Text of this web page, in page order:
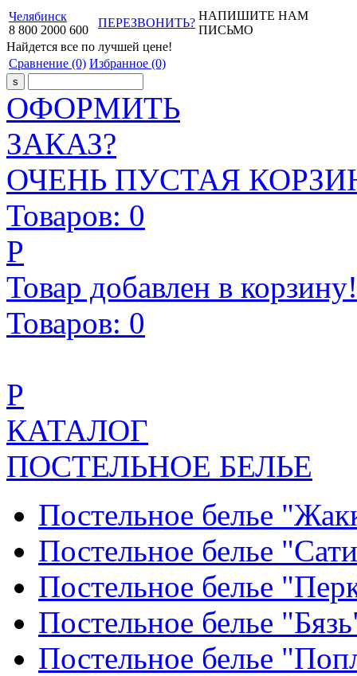
Челябинск
8 800 2000 600
ПЕРЕЗВОНИТЬ?
НАПИШИТЕ НАМ
ПИСЬМО
Найдется все по лучшей цене!
Сравнение (0) Избранное (0)
ОФОРМИТЬ
ЗАКАЗ?
ОЧЕНЬ ПУСТАЯ
Товаров: 0
Р
Товар добавлен в корзину!
Товаров: 0
Р
КАТАЛОГ
ПОСТЕЛЬНОЕ БЕЛЬЕ
Постельное белье
Постельное белье
Постельное белье
Постельное белье
Постельное белье